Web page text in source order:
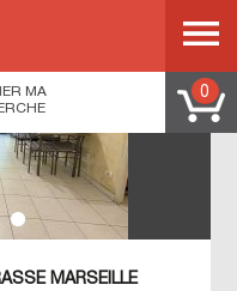
0
MA
MARSEILLE